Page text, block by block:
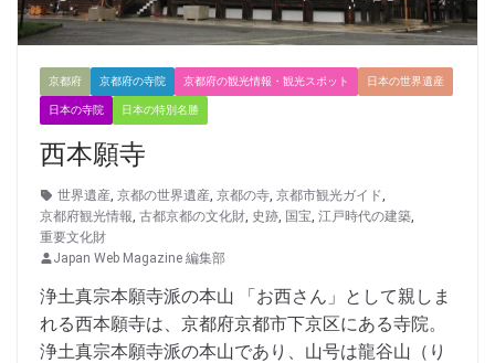
京都府 京都府の寺院 京都府の観光情報・観光スポット 日本の世界遺産
日本の寺院 日本の特別名勝
西本願寺
世界遺産, 京都の世界遺産, 京都の寺, 京都市観光ガイド,
京都府観光情報, 古都京都の文化財, 史跡, 国宝, 江戸時代の建築,
重要文化財
Japan Web Magazine 編集部
浄土真宗本願寺派の本山 「お西さん」として親しま
れる西本願寺は、京都府京都市下京区にある寺院。
浄土真宗本願寺派の本山であり、山号は龍谷山（り